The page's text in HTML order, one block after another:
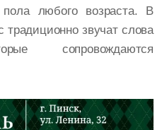
пола любого возраста. В
звучат слова
сопровождаются